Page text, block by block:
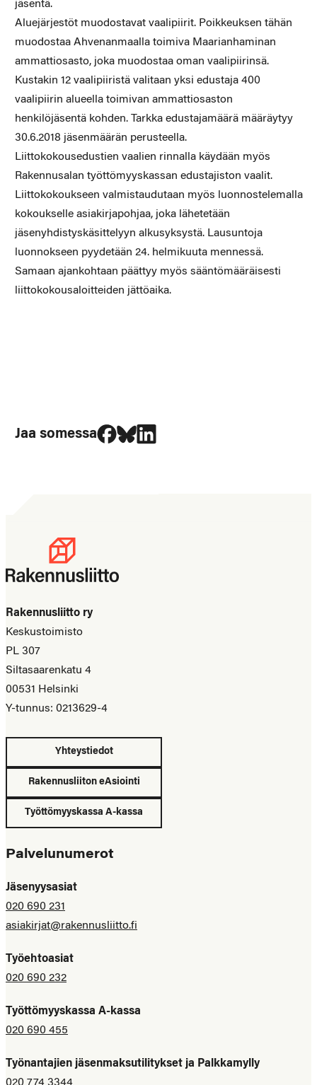
jäsentä.
Aluejärjestöt muodostavat vaalipiirit. Poikkeuksen tähän
muodostaa Ahvenanmaalla toimiva Maarianhaminan
ammattiosasto, joka muodostaa oman vaalipiirinsä.
Kustakin 12 vaalipiiristä valitaan yksi edustaja 400
vaalipiirin alueella toimivan ammattiosaston
henkilöjäsentä kohden. Tarkka edustajamäärä määräytyy
30.6.2018 jäsenmäärän perusteella.
Liittokokousedustien vaalien rinnalla käydään myös
Rakennusalan työttömyyskassan edustajiston vaalit.
Liittokokoukseen valmistaudutaan myös luonnostelemalla
kokoukselle asiakirjapohjaa, joka lähetetään
jäsenyhdistyskäsittelyyn alkusyksystä. Lausuntoja
luonnokseen pyydetään 24. helmikuuta mennessä.
Samaan ajankohtaan päättyy myös sääntömääräisesti
liittokokousaloitteiden jättöaika.
Jaa somessa
Jaa Facebookissa
Jaa Blueskyssa
Jaa LinkedIn:ssä
Rakennusliitto ry
Keskustoimisto
PL 307
Siltasaarenkatu 4
00531 Helsinki
Y-tunnus: 0213629-4
Yhteystiedot
Rakennusliiton eAsiointi
Työttömyyskassa A-kassa
Palvelunumerot
Jäsenyysasiat
020 690 231
asiakirjat@rakennusliitto.fi
Työehtoasiat
020 690 232
Työttömyyskassa A-kassa
020 690 455
Työnantajien jäsenmaksutilitykset ja Palkkamylly